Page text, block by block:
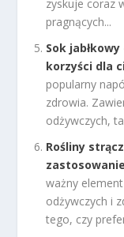
zyskuje coraz
pragnących...
Sok
korzyści dla
popularny
zdrowia.
odżywczych,
Rośliny
zastosowanie
ważny
odżywczych i
tego, czy